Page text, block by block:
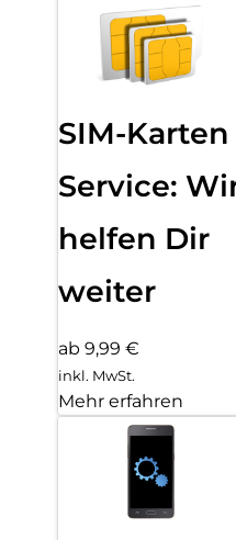
SIM-Karten
Service:
helfen Dir
weiter
ab 9,99 €
inkl. MwSt.
Mehr erfahren